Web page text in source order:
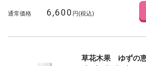
通常価格 6,600 円(税込)
草花木果 ゆずの